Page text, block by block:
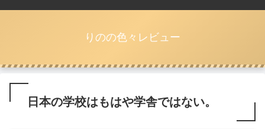
りのの色々レビュー
日本の学校はもはや学舎ではない。